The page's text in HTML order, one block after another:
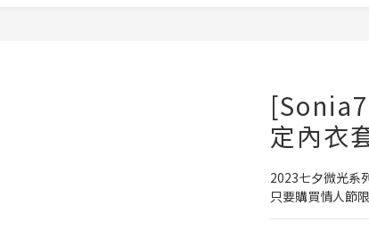
定內衣
2023七夕微光系
只要購買情人節